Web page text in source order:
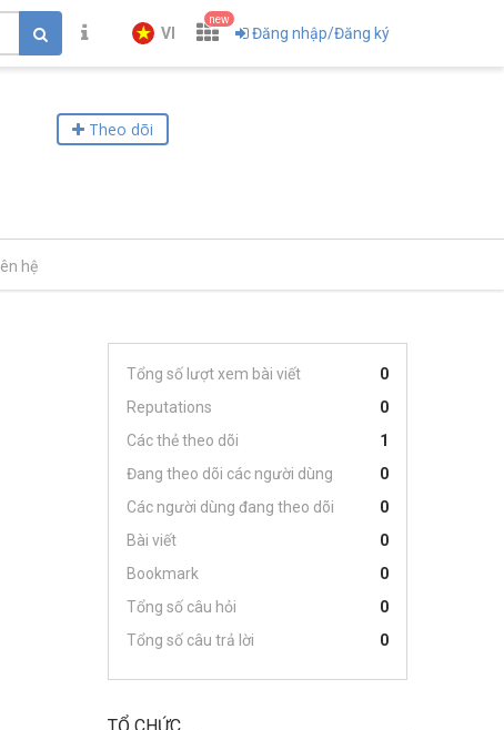
VI
new
Đăng nhập/Đăng ký
Theo dõi
hệ
Tổng số lượt xem bài viết
0
Reputations
0
Các thẻ theo dõi
1
Đang theo dõi các người dùng
0
Các người dùng đang theo dõi
0
Bài viết
0
Bookmark
0
Tổng số câu hỏi
0
Tổng số câu trả lời
0